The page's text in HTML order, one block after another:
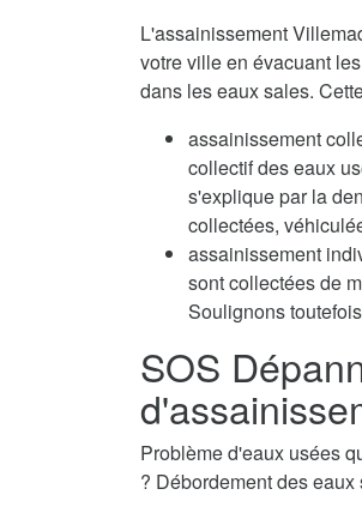
L'assainissement
votre ville en évacuant
dans les eaux sales.
assainissement
collectif des eaux
s'explique par la
collectées,
assainissement
sont collectées de
Soulignons
SOS
Problème d'eaux usées
? Débordement des